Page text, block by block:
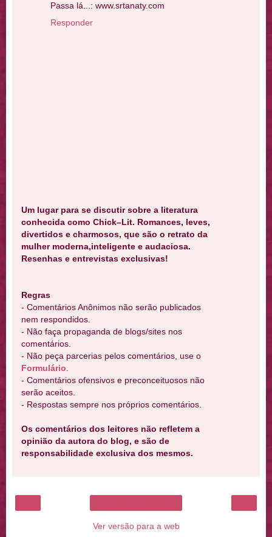
Passa lá...: www.srtanaty.com
Responder
Um lugar para se discutir sobre a literatura
conhecida como Chick–Lit. Romances, leves,
divertidos e charmosos, que são o retrato da
mulher moderna,inteligente e audaciosa.
Resenhas e entrevistas exclusivas!
Regras
- Comentários Anônimos não serão publicados
nem respondidos.
- Não faça propaganda de blogs/sites nos
comentários.
- Não peça parcerias pelos comentários, use o
Formulário
- Comentários ofensivos e preconceituosos não
serão aceitos.
- Respostas sempre nos próprios comentários.
Os comentários dos leitores não refletem a
opinião da autora do blog, e são de
responsabilidade exclusiva dos mesmos.
Ver versão para a web